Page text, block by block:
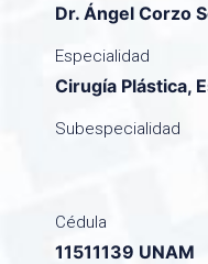
Dr. Ángel Corzo
Especialidad
Cirugía Plástica,
Subespecialidad
Cédula
11511139 UNAM